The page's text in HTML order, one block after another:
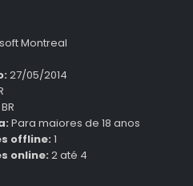
Montreal
27/05/2014
Para maiores de 18 anos
offline: 1
online: 2 até 4